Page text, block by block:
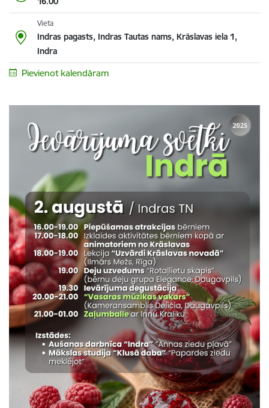
Vieta
Indras pagasts, Indras Tautas nams, Krāslavas iela 1,
Indra
Pievienot kalendāram